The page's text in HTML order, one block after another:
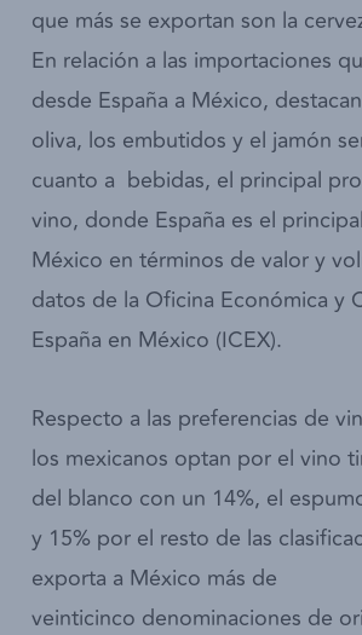
que más se exportan son la
En relación a las importaciones
desde España a México,
oliva, los embutidos y el jamón
cuanto a bebidas, el principal
vino, donde España es el
México en términos de valor y
datos de la Oficina Económica y
España en México (ICEX).
Respecto a las preferencias de
los mexicanos optan por el vino
del blanco con un 14%, el
y 15% por el resto de las
exporta a México más de
veinticinco denominaciones de